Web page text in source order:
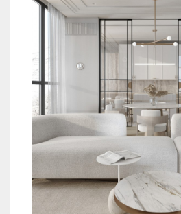
成長させるポイントとして面
このセンスの部分に感じます
まだまだ成長中なのですが、
・やりたい or やりたくない
・こつこつと当たり前のこと
・需要のあるなし
・スピード感
・革新的なアイディア
・伝え方の切り口
などなど、、、、